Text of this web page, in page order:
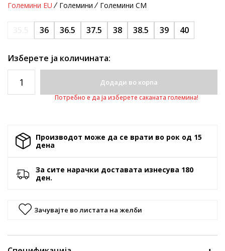
Големини EU Големини Големини CM
36 36.5 37.5 38 38.5 39 40
Изберете ја количината:
Додади во корпа
Потребно е да ја изберете саканата големина!
Производот може да се врати во рок од 15
денa
За сите нарачки доставата изнесува 180
ден.
Зачувајте во листата на желби